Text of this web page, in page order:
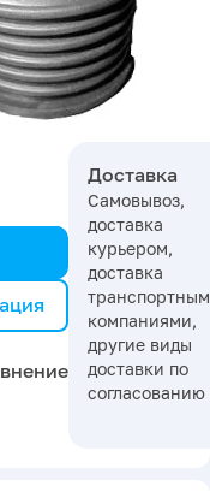
Доставка
Самовывоз,
доставка
курьером,
доставка
компаниями,
другие виды
доставки по
согласованию